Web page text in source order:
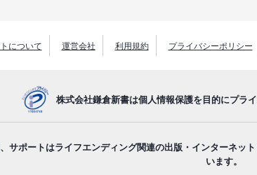
について 運営会社 利用規約 プライバシーポリシー
株式会社鎌倉新書は個人情報保護を目的にプラ
サポートはライフエンディング関連の出版・インターネッ
います。